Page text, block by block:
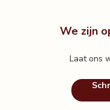
We zijn
Laat ons